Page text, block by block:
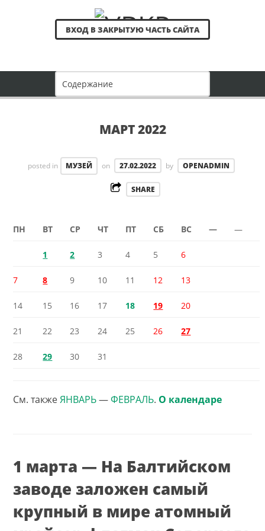
ВХОД В ЗАКРЫТУЮ ЧАСТЬ САЙТА
МАРТ 2022
posted in МУЗЕЙ on 27.02.2022 by OPENADMIN
SHARE
ПН ВТ СР ЧТ ПТ СБ ВС — —
1 2 3 4 5 6
7 8 9 10 11 12 13
14 15 16 17 18 19 20
21 22 23 24 25 26 27
28 29 30 31
См. такжеЯНВАРЬ—ФЕВРАЛЬ. О календаре
1 марта — На Балтийском
заводе заложен самый
крупный в мире атомный